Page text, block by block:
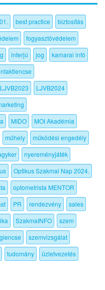
best practice
biztosítás
fogyasztóvédelem
interjú jog
kamarai infó
LJVB2023
LJVB2024
MIDO
MOI Akadémia
műhely
működési engedély
nyereményjáték
Optikus Szakmai Nap 2024.
optometrista MENTOR
PR rendezvény
sales
SzakmaINFO
szem
szemvizsgálat
tudomány
üzletvezetés